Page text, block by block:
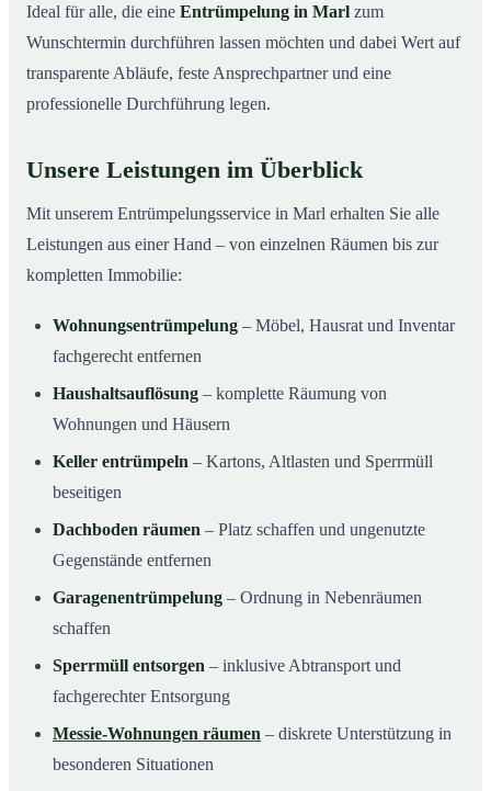
Ideal für alle, die eine Entrümpelung in Marl zum
Wunschtermin durchführen lassen möchten und dabei Wert auf
transparente Abläufe, feste Ansprechpartner und eine
professionelle Durchführung legen.
Unsere Leistungen im Überblick
Mit unserem Entrümpelungsservice in Marl erhalten Sie alle
Leistungen aus einer Hand – von einzelnen Räumen bis zur
kompletten Immobilie:
Wohnungsentrümpelung – Möbel, Hausrat und Inventar
fachgerecht entfernen
Haushaltsauflösung – komplette Räumung von
Wohnungen und Häusern
Keller entrümpeln – Kartons, Altlasten und Sperrmüll
beseitigen
Dachboden räumen – Platz schaffen und ungenutzte
Gegenstände entfernen
Garagenentrümpelung – Ordnung in Nebenräumen
schaffen
Sperrmüll entsorgen – inklusive Abtransport und
fachgerechter Entsorgung
Messie-Wohnungen räumen – diskrete Unterstützung in
besonderen Situationen